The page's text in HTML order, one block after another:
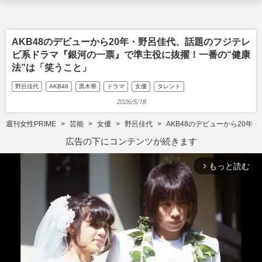
AKB48のデビューから20年・野呂佳代、話題のフジテレ
ビ系ドラマ『銀河の一票』で準主役に抜擢！一番の“健康
法”は「笑うこと」
野呂佳代 AKB48 黒木華 ドラマ 女優 タレント
2026/5/18
週刊女性PRIME 芸能 女優 野呂佳代 AKB48のデビューから20年・
広告の下にコンテンツが続きます
arrow_forward_ios もっと読む